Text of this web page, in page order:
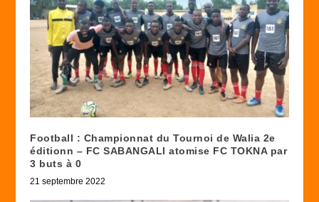
Football : Championnat du Tournoi de Walia 2e
éditionn – FC SABANGALI atomise FC TOKNA par
3 buts à 0
21 septembre 2022